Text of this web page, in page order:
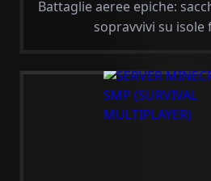
Battaglie aeree epiche:
sopravvivi su